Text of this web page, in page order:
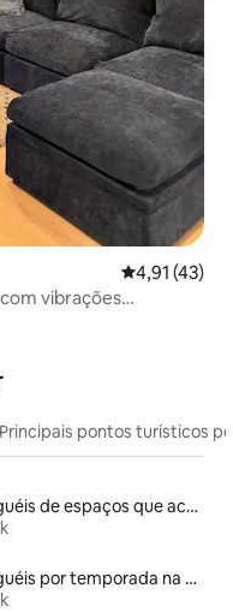
4,91 de uma
4,91 (43)
vibrações
Principais pontos turísticos
Aluguéis de espaços que aceitam animais de estimação
Aluguéis por temporada na orla